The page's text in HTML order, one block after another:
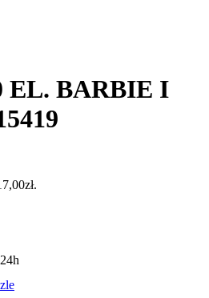
EL. BARBIE I
zł.